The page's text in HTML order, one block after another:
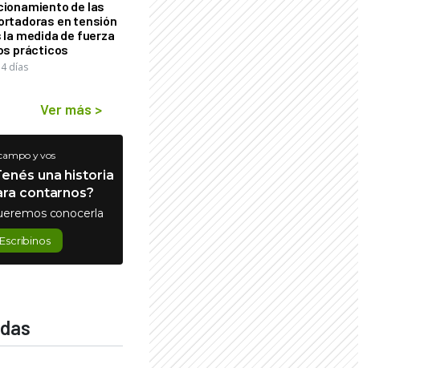
de las
en tensión
medida de fuerza
prácticos
días
Ver más >
y vos
una historia
contarnos?
conocerla
Escribinos